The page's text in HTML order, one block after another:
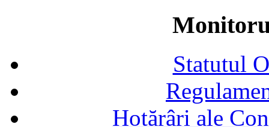
Statutul
Hotărâri ale